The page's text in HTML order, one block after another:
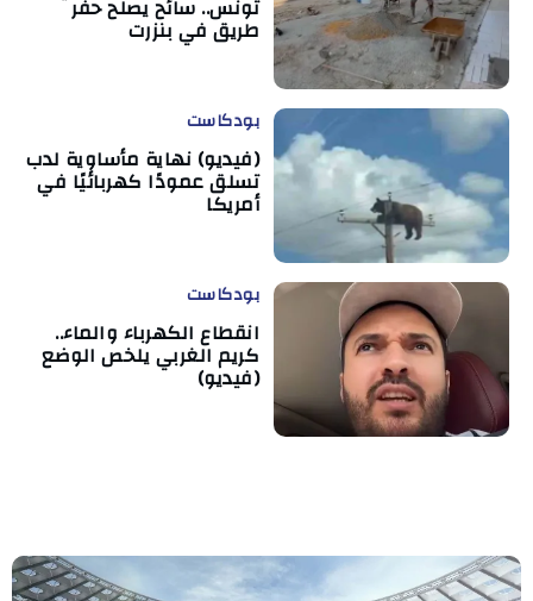
تونس.. سائح يصلح حفر
طريق في بنزرت
بودكاست
(فيديو) نهاية مأساوية لدب
تسلق عمودًا كهربائيًا في
أمريكا
بودكاست
انقطاع الكهرباء والماء..
كريم الغربي يلخص الوضع
(فيديو)